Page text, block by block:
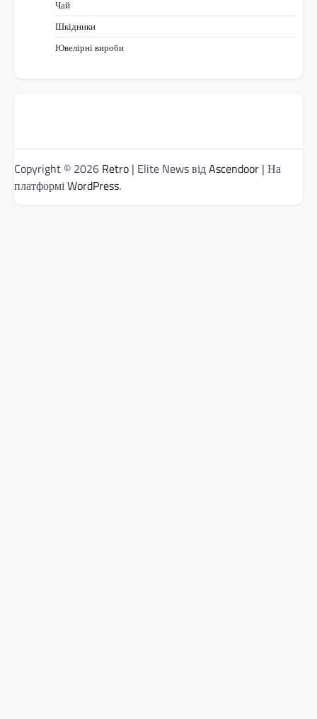
Чай
Шкідники
Ювелірні вироби
Copyright © 2026 Retro | Elite News відAscendoor | На
платформіWordPress.